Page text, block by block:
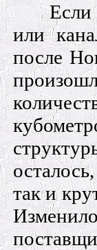
Если
или
после
так и